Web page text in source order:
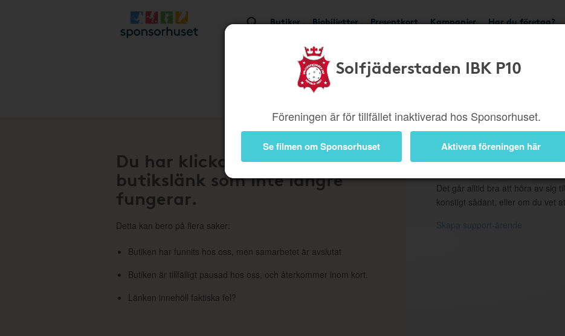
Butiker Biobiljetter Presentkort Kampanjer Har du företag?
Solfjäderstaden IBK P10
Föreningen är för tillfället inaktiverad hos Sponsorhuset.
Se filmen om Sponsorhuset Aktivera föreningen här
Stängd eller borttagen butik
Du har klickat på en
butikslänk som inte längre
fungerar.
Detta kan bero på flera saker:
Butiken har funnits hos oss, men samarbetet är avslutat
Butiken är tillfälligt pausad hos oss, och återkommer inom kort.
Länken innehöll faktiska fel?
Support
Det går alltid bra att höra av sig
konstigt sådant, eller om du vet
Skapa support-ärende